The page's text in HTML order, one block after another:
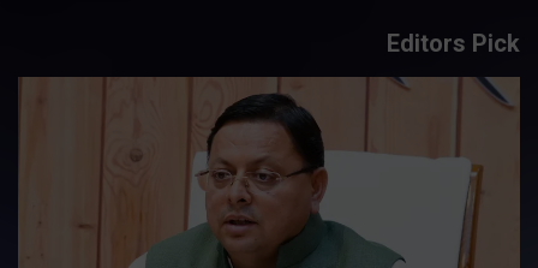
Editors Pick